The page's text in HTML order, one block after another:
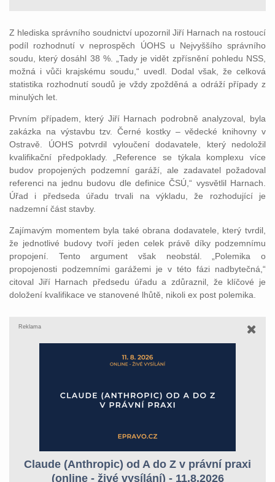
Z hlediska správního soudnictví upozornil Jiří Harnach na rostoucí
podíl rozhodnutí v neprospěch ÚOHS u Nejvyššího správního
soudu, který dosáhl 38 %. „Tady je vidět zpřísnění pohledu NSS,
možná i vůči krajskému soudu,“ uvedl. Dodal však, že celková
statistika rozhodnutí soudů je vždy zpožděná a odráží případy z
minulých let.
Prvním případem, který Jiří Harnach podrobně analyzoval, byla
zakázka na výstavbu tzv. Černé kostky – vědecké knihovny v
Ostravě. ÚOHS potvrdil vyloučení dodavatele, který nedoložil
kvalifikační předpoklady. „Reference se týkala komplexu více
budov propojených podzemní garáží, ale zadavatel požadoval
referenci na jednu budovu dle definice ČSÚ,“ vysvětlil Harnach.
Úřad i předseda úřadu trvali na výkladu, že rozhodující je
nadzemní část stavby.
Zajímavým momentem byla také obrana dodavatele, který tvrdil,
že jednotlivé budovy tvoří jeden celek právě díky podzemnímu
propojení. Tento argument však neobstál. „Polemika o
propojenosti podzemními garážemi je v této fázi nadbytečná,“
citoval Jiří Harnach předsedu úřadu a zdůraznil, že klíčové je
doložení kvalifikace ve stanovené lhůtě, nikoli ex post polemika.
Reklama
Claude (Anthropic) od A do Z v právní praxi
(online - živé vysílání) - 11.8.2026